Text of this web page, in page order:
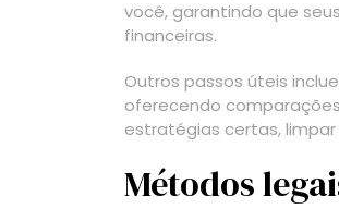
você, garantindo que
financeiras.
Outros passos úteis
oferecendo
estratégias certas,
Métodos